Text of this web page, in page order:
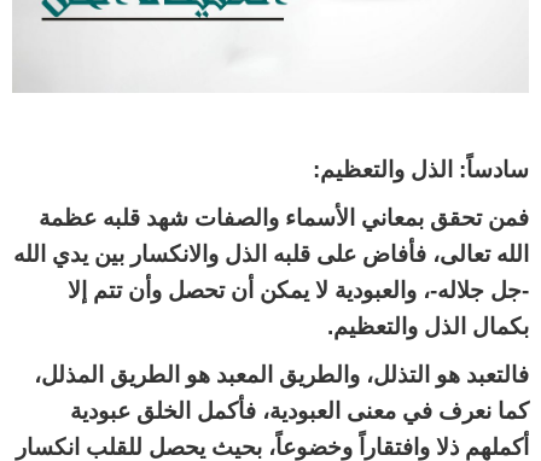
سادساً: الذل والتعظيم:
فمن تحقق بمعاني الأسماء والصفات شهد قلبه عظمة
الله تعالى، فأفاض على قلبه الذل والانكسار بين يدي الله
-جل جلاله-، والعبودية لا يمكن أن تحصل وأن تتم إلا
بكمال الذل والتعظيم.
فالتعبد هو التذلل، والطريق المعبد هو الطريق المذلل،
كما نعرف في معنى العبودية، فأكمل الخلق عبودية
أكملهم ذلا وافتقاراً وخضوعاً، بحيث يحصل للقلب انكسار